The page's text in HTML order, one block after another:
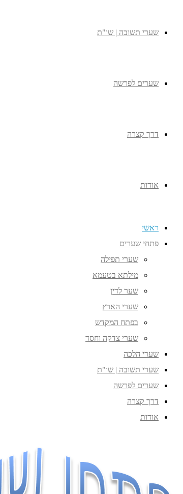
שערי תשובה | שו"ת
שערים לפרשה
דרך קצרה
אודות
ראשי
פתחי שערים
שערי תפילה
מילתא בטעמא
שער לדין
שערי הארץ
בפתח המקדש
שערי צדקה וחסד
שערי הלכה
שערי תשובה | שו"ת
שערים לפרשה
דרך קצרה
אודות